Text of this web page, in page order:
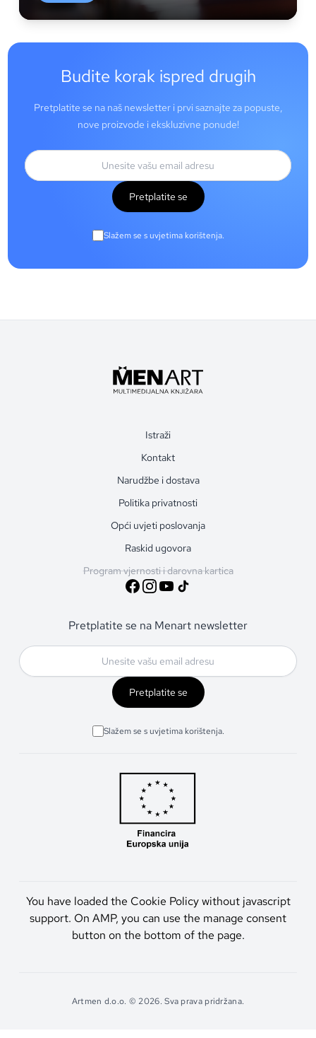
Budite korak ispred drugih
Pretplatite se na naš newsletter i prvi saznajte za popuste,
nove proizvode i ekskluzivne ponude!
Pretplatite se
Slažem se s uvjetima korištenja.
Istraži
Kontakt
Narudžbe i dostava
Politika privatnosti
Opći uvjeti poslovanja
Raskid ugovora
Program vjernosti i darovna kartica
Pretplatite se na Menart newsletter
Pretplatite se
Slažem se s uvjetima korištenja.
You have loaded the Cookie Policy without javascript
support. On AMP, you can use the manage consent
button on the bottom of the page.
Artmen d.o.o. © 2026. Sva prava pridržana.